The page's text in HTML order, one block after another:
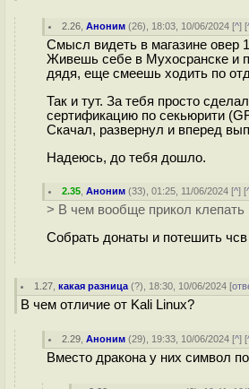
2.26 ,Аноним (26), 18:03, 10/06/2024 [^] [
Смысл видеть в магазине овер
Живешь себе в Мухосранске и
дядя, еще смеешь ходить по
Так и тут. За тебя просто
сертификацию по секьюрити
Скачал, развернул и вперед
Надеюсь, до тебя дошло.
2.35 ,Аноним (33), 01:25, 11/06/2024 [^] [
> В чем вообще прикол клепать
Собрать донаты и потешить чсв
1.27 ,какая разница (?), 18:30, 10/06/2024 [
В чем отличие от Kali Linux?
2.29 ,Аноним (29), 19:33, 10/06/2024 [^] [
Вместо дракона у них символ